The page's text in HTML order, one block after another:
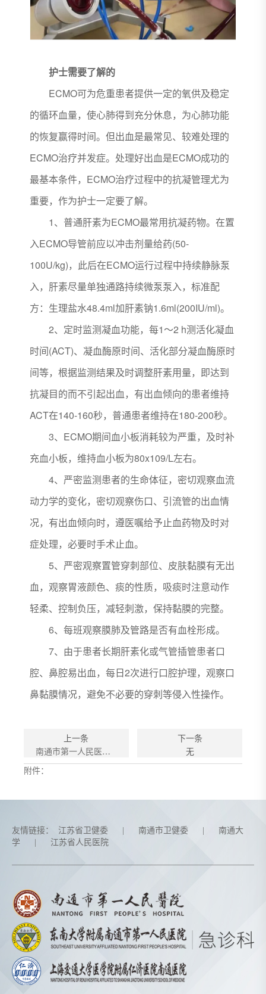
护士需要了解的
ECMO可为危重患者提供一定的氧供及稳定
的循环血量，使心肺得到充分休息，为心肺功能
的恢复赢得时间。但出血是最常见、较难处理的
ECMO治疗并发症。处理好出血是ECMO成功的
最基本条件，ECMO治疗过程中的抗凝管理尤为
重要，作为护士一定要了解。
1、普通肝素为ECMO最常用抗凝药物。在置
入ECMO导管前应以冲击剂量给药(50-
100U/kg)，此后在ECMO运行过程中持续静脉泵
入，肝素尽量单独通路持续微泵泵入，标准配
方：生理盐水48.4ml加肝素钠1.6ml(200IU/ml)。
2、定时监测凝血功能，每1～2 h测活化凝血
时间(ACT)、凝血酶原时间、活化部分凝血酶原时
间等，根据监测结果及时调整肝素用量，即达到
抗凝目的而不引起出血，有出血倾向的患者维持
ACT在140-160秒，普通患者维持在180-200秒。
3、ECMO期间血小板消耗较为严重，及时补
充血小板，维持血小板为80x109/L左右。
4、严密监测患者的生命体征，密切观察血流
动力学的变化，密切观察伤口、引流管的出血情
况，有出血倾向时，遵医嘱给予止血药物及时对
症处理，必要时手术止血。
5、严密观察置管穿刺部位、皮肤黏膜有无出
血，观察胃液颜色、痰的性质，吸痰时注意动作
轻柔、控制负压，减轻刺激，保持黏膜的完整。
6、每班观察膜肺及管路是否有血栓形成。
7、由于患者长期肝素化或气管插管患者口
腔、鼻腔易出血，每日2次进行口腔护理，观察口
鼻黏膜情况，避免不必要的穿刺等侵入性操作。
上一条
南通市第一人民医院急诊开展新技术
下一条
无
附件：
友情链接： 江苏省卫健委 | 南通市卫健委 | 南通大
学
| 江苏省人民医院